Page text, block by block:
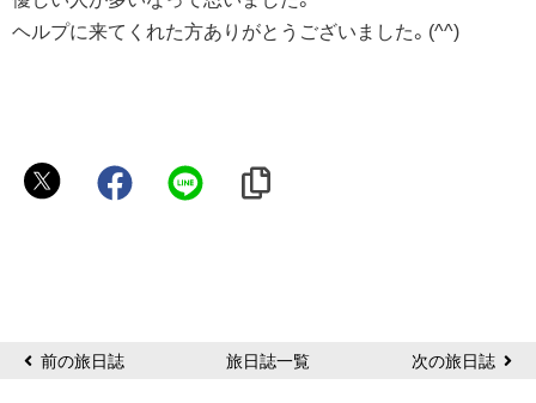
ヘルプに来てくれた方ありがとうございました。(^^)
ハ
前の旅日誌 旅日誌一覧 次の旅日誌